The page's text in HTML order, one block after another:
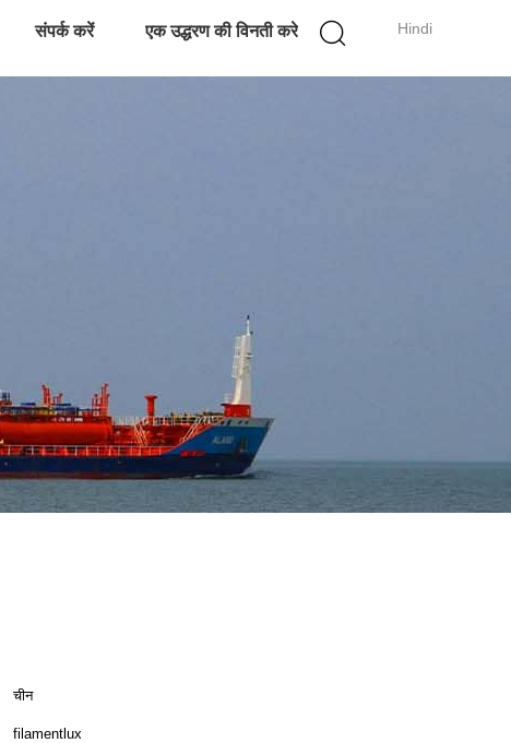
Hindi
संपर्क करें एक उद्धरण की विनती करे
चीन
filamentlux